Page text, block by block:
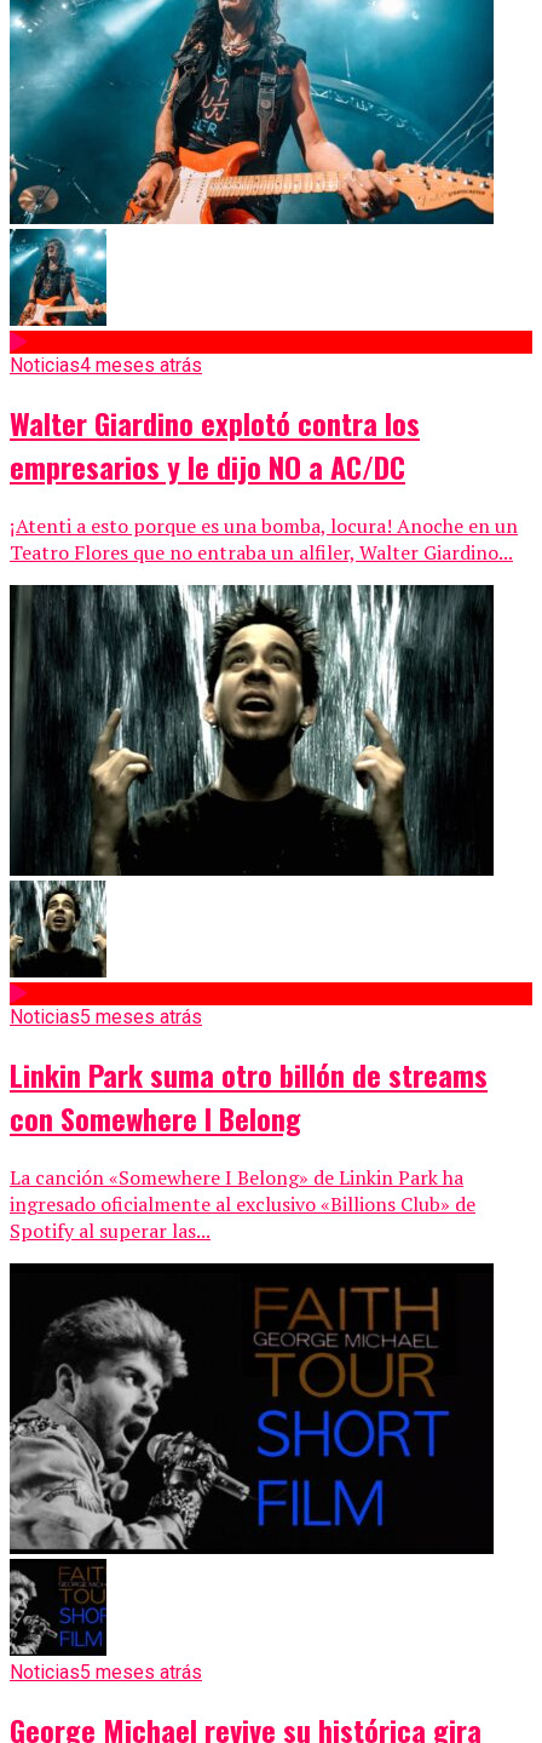
Noticias4 meses atrás
Walter Giardino explotó contra los
empresarios y le dijo NO a AC/DC
¡Atenti a esto porque es una bomba, locura! Anoche en un
Teatro Flores que no entraba un alfiler, Walter Giardino...
Noticias5 meses atrás
Linkin Park suma otro billón de streams
con Somewhere I Belong
La canción «Somewhere I Belong» de Linkin Park ha
ingresado oficialmente al exclusivo «Billions Club» de
Spotify al superar las...
Noticias5 meses atrás
George Michael revive su histórica gira